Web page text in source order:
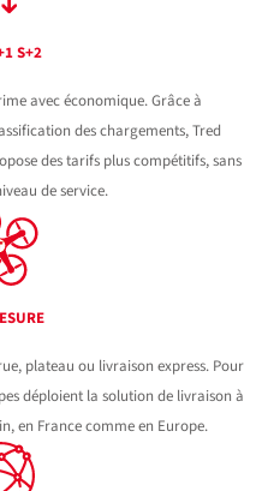
S+2
avec économique. Grâce à
des chargements, Tred
des tarifs plus compétitifs, sans
de service.
plateau ou livraison express. Pour
déploient la solution de livraison à
en France comme en Europe.